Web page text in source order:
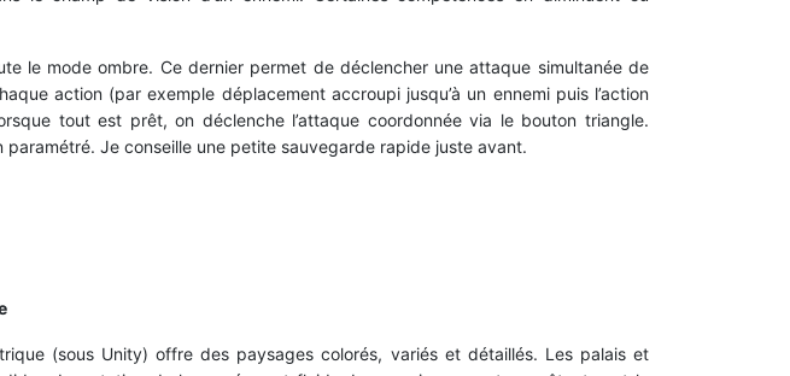
le mode ombre. Ce dernier permet de déclencher une attaque simultanée de
action (par exemple déplacement accroupi jusqu’à un ennemi puis l’action
tout est prêt, on déclenche l’attaque coordonnée via le bouton triangle.
Je conseille une petite sauvegarde rapide juste avant.
(sous Unity) offre des paysages colorés, variés et détaillés. Les palais et